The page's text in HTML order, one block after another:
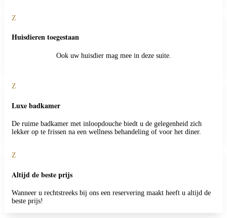
Z
Huisdieren toegestaan
Ook uw huisdier mag mee in deze suite.
Z
Luxe badkamer
De ruime badkamer met inloopdouche biedt u de gelegenheid zich
lekker op te frissen na een wellness behandeling of voor het diner.
Z
Altijd de beste prijs
Wanneer u rechtstreeks bij ons een reservering maakt heeft u altijd de
beste prijs!